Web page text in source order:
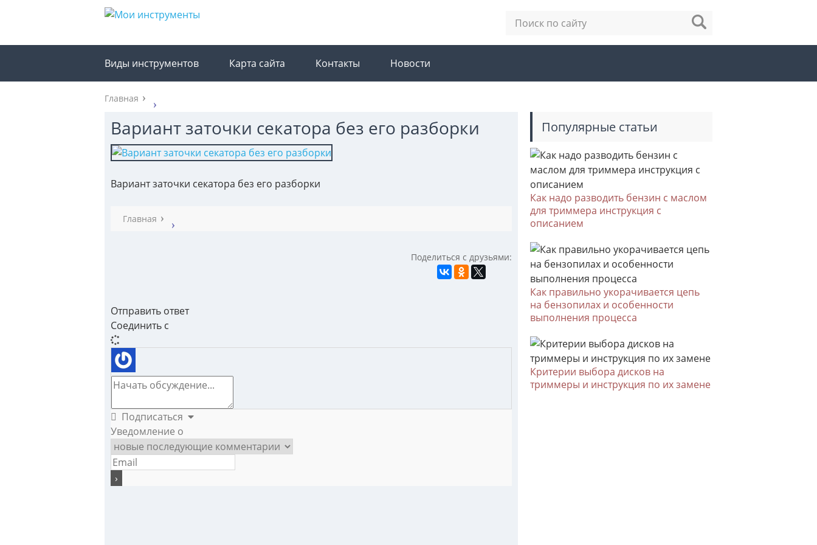
Виды инструментов Карта сайта Контакты Новости
Главная
Вариант заточки секатора без его разборки
Вариант заточки секатора без его разборки
Главная
Поделиться с друзьями:
Отправить ответ
Соединить с
Подписаться
Уведомление о
Популярные статьи
Как надо разводить бензин с маслом
для триммера инструкция с
описанием
Как правильно укорачивается цепь
на бензопилах и особенности
выполнения процесса
Критерии выбора дисков на
триммеры и инструкция по их замене